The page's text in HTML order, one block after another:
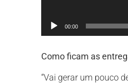
00:00
Como ficam as
“Vai gerar um pouco